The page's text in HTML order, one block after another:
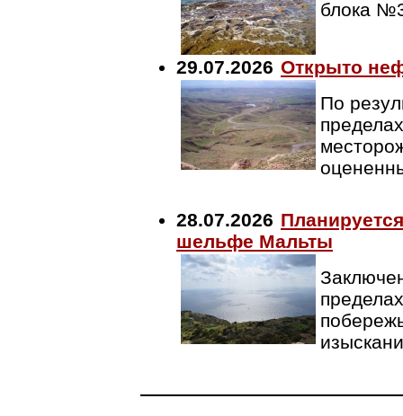
блока
29.07.2026 Открыто
По
28.07.2026
шельфе Мальты